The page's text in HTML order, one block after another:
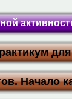
Начало